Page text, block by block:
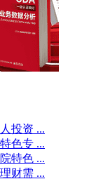
投资 ...
色专 ...
特色 ...
财需 ...